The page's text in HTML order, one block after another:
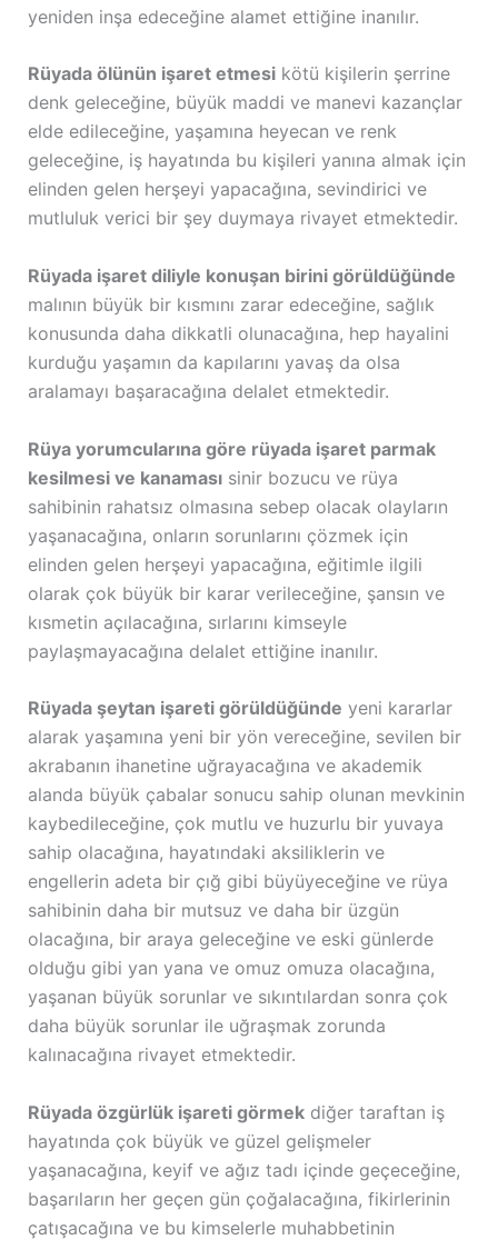
yeniden inşa edeceğine alamet ettiğine inanılır.
Rüyada ölünün işaret etmesikötü kişilerin şerrine
denk geleceğine, büyük maddi ve manevi kazançlar
elde edileceğine, yaşamına heyecan ve renk
geleceğine, iş hayatında bu kişileri yanına almak için
elinden gelen herşeyi yapacağına, sevindirici ve
mutluluk verici bir şey duymaya rivayet etmektedir.
Rüyada işaret diliyle konuşan birini görüldüğünde
malının büyük bir kısmını zarar edeceğine, sağlık
konusunda daha dikkatli olunacağına, hep hayalini
kurduğu yaşamın da kapılarını yavaş da olsa
aralamayı başaracağına delalet etmektedir.
Rüya yorumcularına göre rüyada işaret parmak
kesilmesi ve kanamasısinir bozucu ve rüya
sahibinin rahatsız olmasına sebep olacak olayların
yaşanacağına, onların sorunlarını çözmek için
elinden gelen herşeyi yapacağına, eğitimle ilgili
olarak çok büyük bir karar verileceğine, şansın ve
kısmetin açılacağına, sırlarını kimseyle
paylaşmayacağına delalet ettiğine inanılır.
Rüyada şeytan işareti görüldüğünde yeni kararlar
alarak yaşamına yeni bir yön vereceğine, sevilen bir
akrabanın ihanetine uğrayacağına ve akademik
alanda büyük çabalar sonucu sahip olunan mevkinin
kaybedileceğine, çok mutlu ve huzurlu bir yuvaya
sahip olacağına, hayatındaki aksiliklerin ve
engellerin adeta bir çığ gibi büyüyeceğine ve rüya
sahibinin daha bir mutsuz ve daha bir üzgün
olacağına, bir araya geleceğine ve eski günlerde
olduğu gibi yan yana ve omuz omuza olacağına,
yaşanan büyük sorunlar ve sıkıntılardan sonra çok
daha büyük sorunlar ile uğraşmak zorunda
kalınacağına rivayet etmektedir.
Rüyada özgürlük işareti görmekdiğer taraftan iş
hayatında çok büyük ve güzel gelişmeler
yaşanacağına, keyif ve ağız tadı içinde geçeceğine,
başarıların her geçen gün çoğalacağına, fikirlerinin
çatışacağına ve bu kimselerle muhabbetinin